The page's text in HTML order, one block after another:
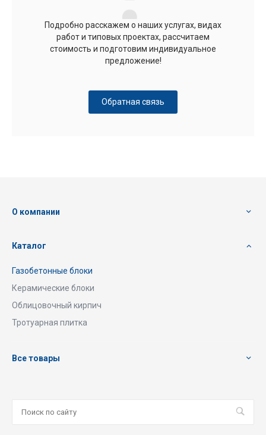
Подробно расскажем о наших услугах, видах
работ и типовых проектах, рассчитаем
стоимость и подготовим индивидуальное
предложение!
Обратная связь
О компании
Каталог
Газобетонные блоки
Керамические блоки
Облицовочный кирпич
Тротуарная плитка
Все товары